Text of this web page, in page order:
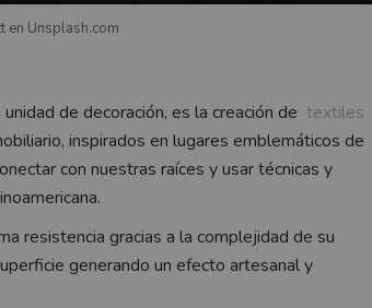
en Unsplash.com
unidad de decoración, es la creación de textiles
inspirados en lugares emblemáticos de
con nuestras raíces y usar técnicas y
resistencia gracias a la complejidad de su
generando un efecto artesanal y